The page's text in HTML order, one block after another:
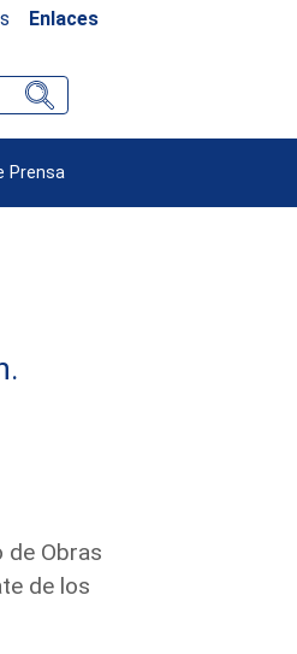
Enlaces
Prensa
de Obras
de los